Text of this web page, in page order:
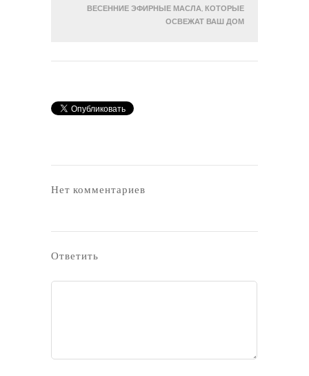
ВЕСЕННИЕ ЭФИРНЫЕ МАСЛА, КОТОРЫЕ
ОСВЕЖАТ ВАШ ДОМ
Нет комментариев
Ответить